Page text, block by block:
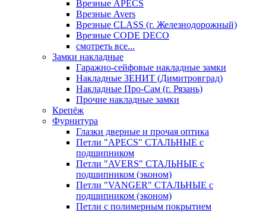
Врезные APECS
Врезные Avers
Врезные CLASS (г. Железнодорожный)
Врезные CODE DECO
смотреть все...
Замки накладные
Гаражно-сейфовые накладные замки
Накладные ЗЕНИТ (Димитровград)
Накладные Про-Сам (г. Рязань)
Прочие накладные замки
Крепёж
Фурнитура
Глазки дверные и прочая оптика
Петли "APECS" СТАЛЬНЫЕ с
подшипником
Петли "AVERS" СТАЛЬНЫЕ с
подшипником (эконом)
Петли "VANGER" СТАЛЬНЫЕ с
подшипником (эконом)
Петли с полимерным покрытием